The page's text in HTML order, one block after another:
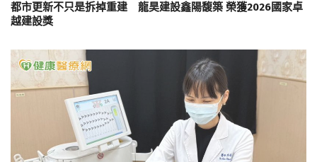
都市更新不只是拆掉重建 龍昊建設鑫陽馥築 榮獲2026國家卓
越建設獎